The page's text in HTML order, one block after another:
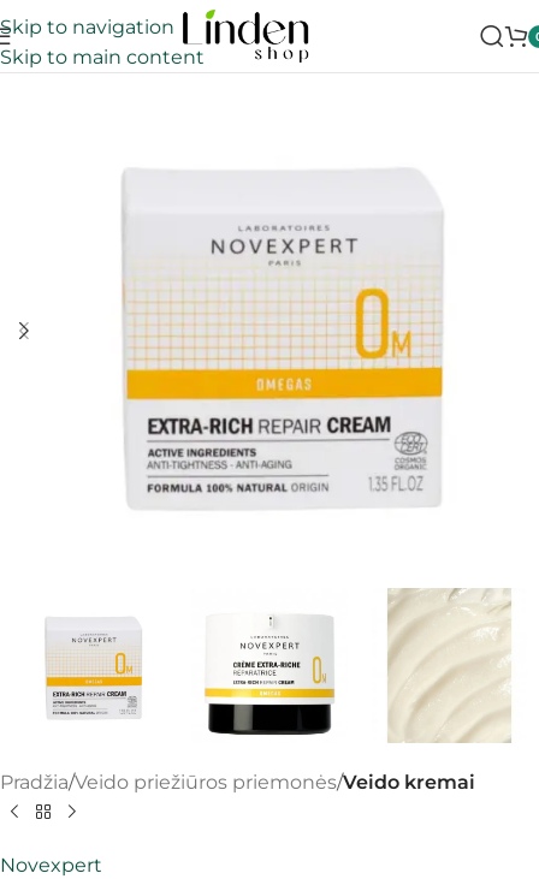
Skip to navigation
Skip to main content
Pradžia Veido priežiūros priemonės Veido kremai
Novexpert